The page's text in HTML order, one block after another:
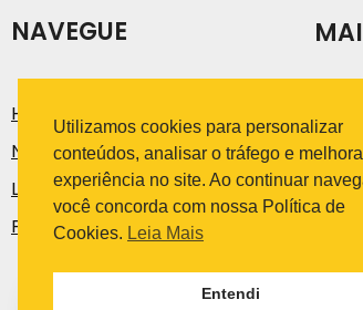
NAVEGUE
História
Notícias e Artigos
Loja
Fale Conosco
Utilizamos cookies para personalizar
conteúdos, analisar o tráfego e
experiência no site. Ao continuar
você concorda com nossa Política de
Cookies. Leia Mais
Entendi